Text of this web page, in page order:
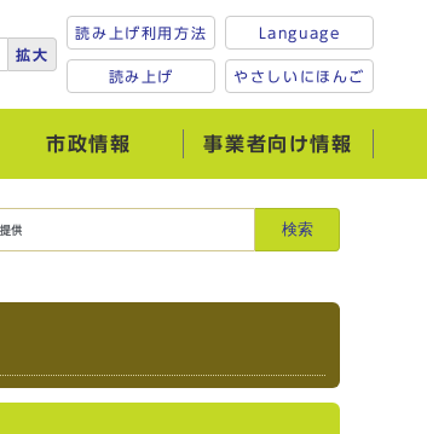
拡大
読み上げ利用方法
読み上げ
Language
やさしいにほんご
市政情報 事業者向け情報
検索